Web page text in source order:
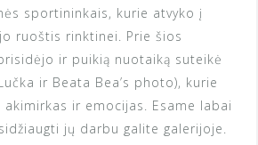
sportininkais, kurie atvyko į
ruoštis rinktinei. Prie šios
ir puikią nuotaiką suteikė
ir Beata Bea’s photo), kurie
ir emocijas. Esame labai
jų darbu galite galerijoje.